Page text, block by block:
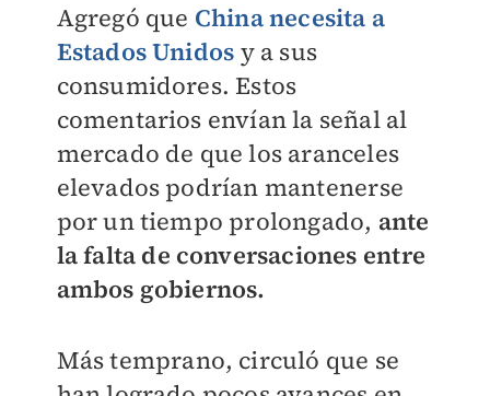
Agregó que China necesita a
Estados Unidos y a sus
consumidores. Estos
comentarios envían la señal al
mercado de que los aranceles
elevados podrían mantenerse
por un tiempo prolongado, ante
la falta de conversaciones entre
ambos gobiernos.
Más temprano, circuló que se